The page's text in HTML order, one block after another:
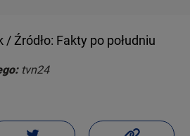
Źródło: Fakty po południu
tvn24